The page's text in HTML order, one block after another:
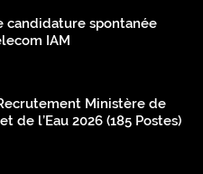
candidature spontanée
IAM
Ministère de
de l’Eau 2026 (185 Postes)